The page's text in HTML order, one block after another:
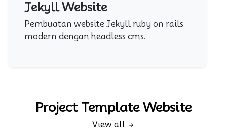
Jekyll Website
Pembuatan website Jekyll ruby on rails
modern dengan headless cms.
Project Template Website
View all